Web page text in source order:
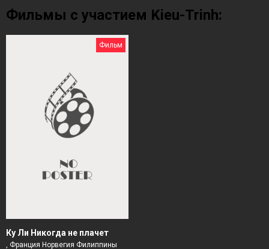
Фильмы с участием Kieu-Trinh:
Фильм
Ку Ли Никогда не плачет
, Франция Норвегия Филиппины